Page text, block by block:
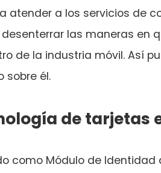
atender a los servicios de
las maneras en
de la industria móvil. Así
sobre él.
de tarjetas
como Módulo de Identidad